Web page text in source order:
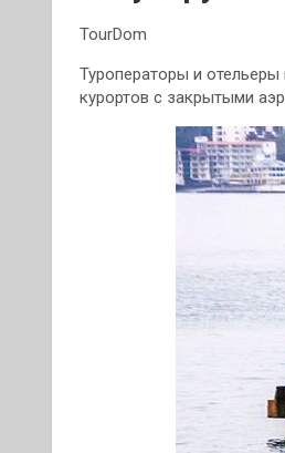
TourDom
Туроператоры и
курортов с закрытыми